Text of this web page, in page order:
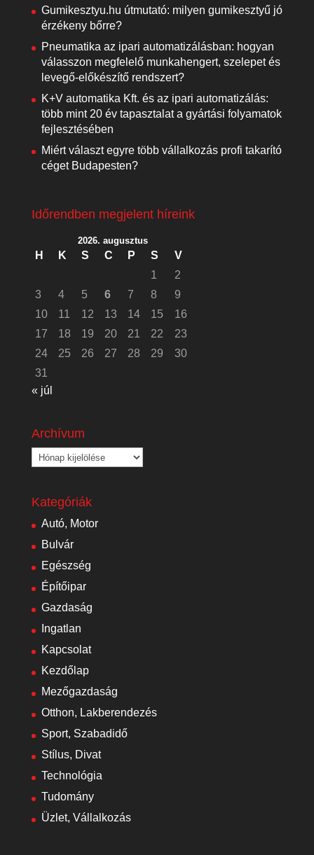
Gumikesztyu.hu útmutató: milyen gumikesztyű jó
érzékeny bőrre?
Pneumatika az ipari automatizálásban: hogyan
válasszon megfelelő munkahengert, szelepet és
levegő-előkészítő rendszert?
K+V automatika Kft. és az ipari automatizálás:
több mint 20 év tapasztalat a gyártási folyamatok
fejlesztésében
Miért választ egyre több vállalkozás profi takarító
céget Budapesten?
Időrendben megjelent híreink
2026. augusztus
H K S C P S
V
1
2
3
4 5 6 7 8
9
10
11 12 13 14 15
16
17
18 19 20 21 22
23
24
25 26 27 28 29
30
31
« júl
Archívum
Archívum
Kategóriák
Autó, Motor
Bulvár
Egészség
Építőipar
Gazdaság
Ingatlan
Kapcsolat
Kezdőlap
Mezőgazdaság
Otthon, Lakberendezés
Sport, Szabadidő
Stílus, Divat
Technológia
Tudomány
Üzlet, Vállalkozás